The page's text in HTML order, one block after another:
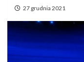
27 grudnia 2021